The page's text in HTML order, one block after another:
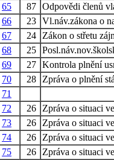
65 87 Odpovědi členů
66 23 Vl.náv.zákona o
67 24
Zákon o střetu
68 25
69 27 Kontrola plnění
70 28
Zpráva o plnění
71
72 26
Zpráva o situaci
73 26
Zpráva o situaci
74 26
Zpráva o situaci
75 26
Zpráva o situaci